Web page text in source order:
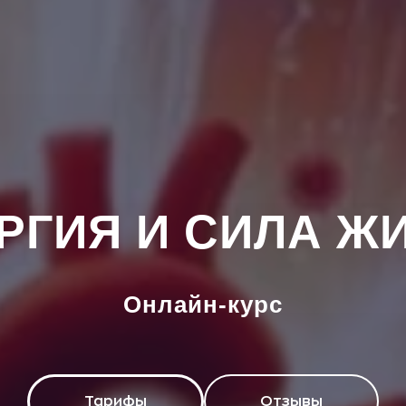
И СИЛА
Онлайн-курс
Тарифы Отзывы